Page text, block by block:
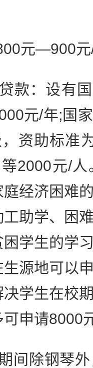
元—900元
：设有国
元/年;国
资助标准
2000元/
经济困难
助学、困
学生的学
源地可以
学生在校
申请8000
除钢琴外